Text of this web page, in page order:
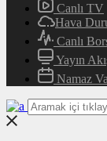
Canlı TV
Hava
Canlı
Yayın
Namaz